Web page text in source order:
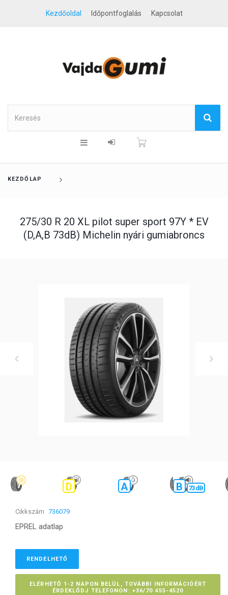
Kezdőoldal Időpontfoglalás Kapcsolat
KEZDŐLAP
275/30 R 20 XL pilot super sport 97Y * EV
(D,A,B 73dB) Michelin nyári gumiabroncs
D A B 73 dB
Cikkszám 736079
EPREL adatlap
RENDELHETŐ
ELÉRHETŐ 1-2 NAPON BELÜL, TOVÁBBI INFORMÁCIÓÉRT
ÉRDEKLŐDJ TELEFONON: +36/70 455-4520